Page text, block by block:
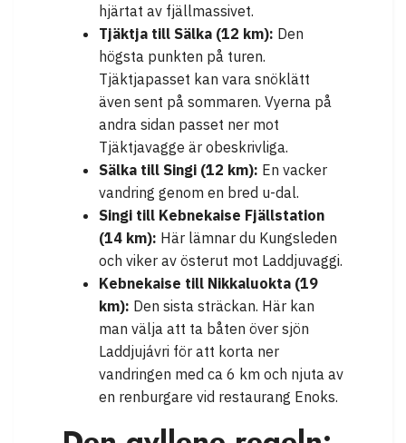
hjärtat av fjällmassivet.
Tjäktja till Sälka (12 km): Den
högsta punkten på turen.
Tjäktjapasset kan vara snöklätt
även sent på sommaren. Vyerna på
andra sidan passet ner mot
Tjäktjavagge är obeskrivliga.
Sälka till Singi (12 km): En vacker
vandring genom en bred u-dal.
Singi till Kebnekaise Fjällstation
(14 km): Här lämnar du Kungsleden
och viker av österut mot Laddjuvaggi.
Kebnekaise till Nikkaluokta (19
km): Den sista sträckan. Här kan
man välja att ta båten över sjön
Laddjujávri för att korta ner
vandringen med ca 6 km och njuta av
en renburgare vid restaurang Enoks.